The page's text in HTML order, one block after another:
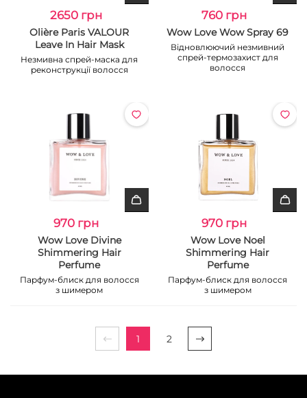
2650 грн
Olière Paris VALOUR
Leave In Hair Mask
Незмивна спрей-маска для
реконструкції волосся
760 грн
Wow Love Wow Spray 69
Відновлюючий незмивний
спрей-термозахист для
волосся
970 грн
Wow Love Divine
Shimmering Hair
Perfume
Парфум-блиск для волосся
з шимером
970 грн
Wow Love Noel
Shimmering Hair
Perfume
Парфум-блиск для волосся
з шимером
1 2